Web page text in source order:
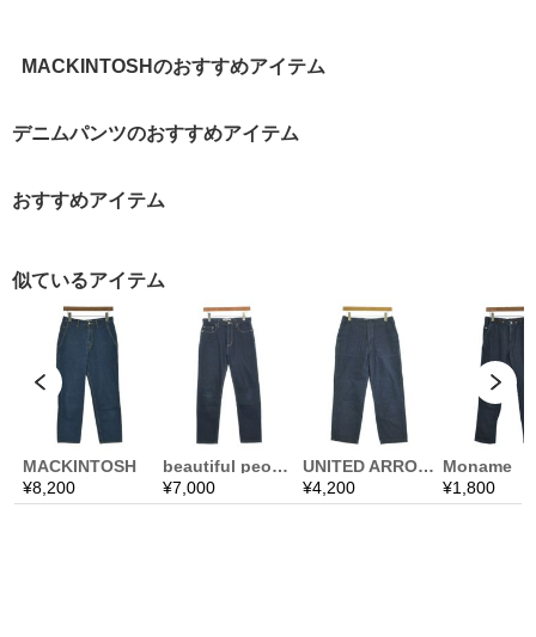
MACKINTOSHのおすすめアイテム
デニムパンツのおすすめアイテム
おすすめアイテム